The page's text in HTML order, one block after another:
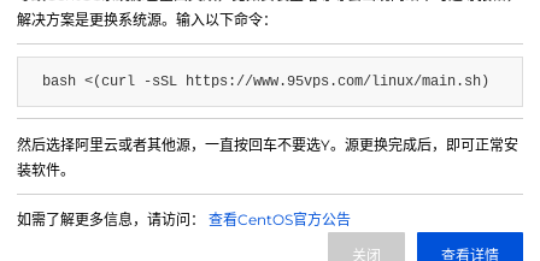
微信公众号
IDC/ISP证号 B1-20214840
解决方案是更换系统源。输入以下命令：
bash <(curl -sSL https://www.95vps.com/linux/main.sh)
然后选择阿里云或者其他源，一直按回车不要选Y。源更换完成后，即可正常安
装软件。
如需了解更多信息，请访问： 查看CentOS官方公告
查看详情
关闭